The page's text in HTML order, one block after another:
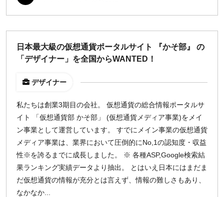
日本最大級の仮想通貨ポータルサイト 『かそ部』 の
「デザイナー」を全国からWANTED！
デザイナー
私たちは創業3期目の会社。 仮想通貨の総合情報ポータルサ
イト 「仮想通貨部 かそ部」 (仮想通貨メディア事業)をメイ
ン事業として運営しています。 すでにメイン事業の仮想通貨
メディア事業は、業界において圧倒的にNo,1の認知度・収益
性※を誇るまでに成長しました。 ※ 各種ASP,Google検索結
果ランキング実績データより抽出。 とはいえ日本にはまだま
だ仮想通貨の情報が充分とは言えず、情報の難しさもあり、
なかなか...